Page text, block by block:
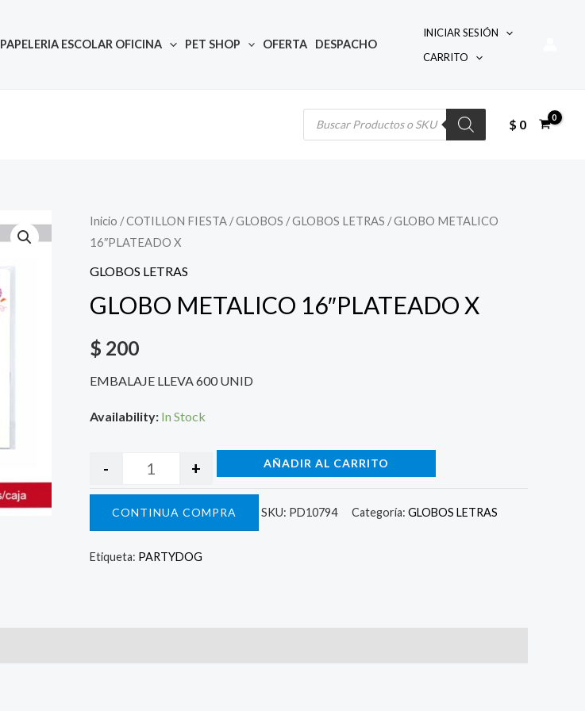
PAPELERIA ESCOLAR OFICINA PET SHOP OFERTA DESPACHO
INICIAR SESIÓN
CARRITO
Búsqueda
$ 0
Inicio /COTILLON FIESTA /GLOBOS /GLOBOS LETRAS / GLOBO METALICO
16″PLATEADO X
GLOBOS LETRAS
GLOBO METALICO 16″PLATEADO X
$ 200
EMBALAJE LLEVA 600 UNID
Availability: In Stock
Quantity
- + AÑADIR AL CARRITO
CONTINUA COMPRA SKU: PD10794 Categoría: GLOBOS LETRAS
Etiqueta: PARTYDOG